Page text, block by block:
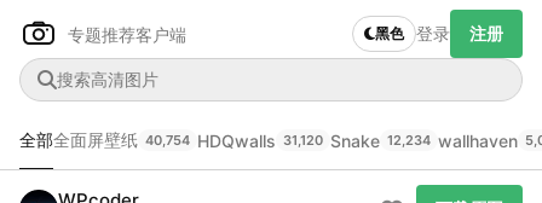
专题推荐客户端 黑色 登录 注册
全部全面屏壁纸 40,754 HDQwalls 31,120 Snake 12,234 wallhaven
Author Name
@author